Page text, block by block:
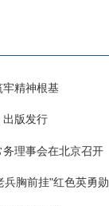
牢精神根基
出版发行
理事会在北京召开
胸前挂"红色英勇勋章"